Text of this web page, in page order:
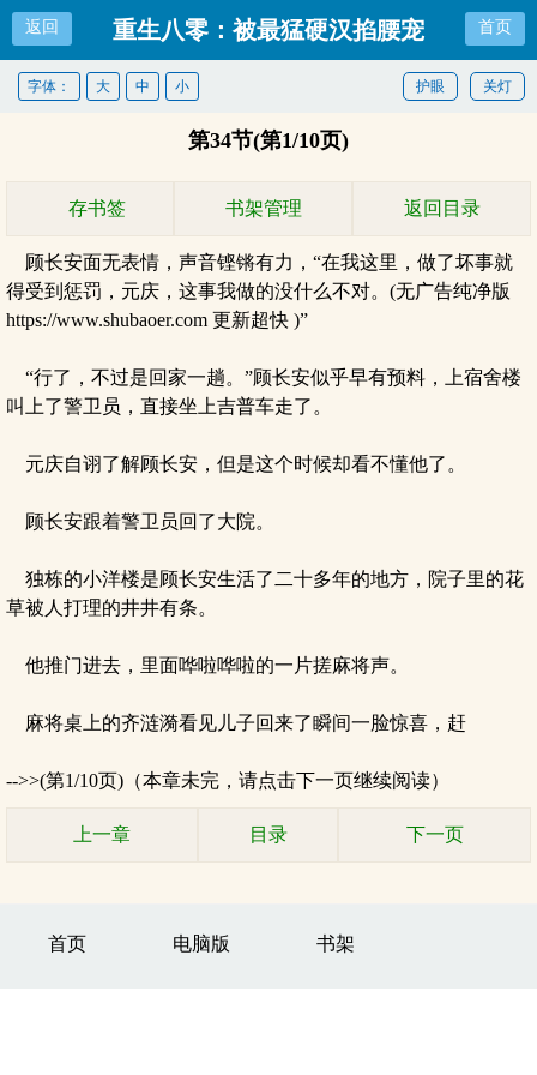
返回 重生八零：被最猛硬汉掐腰宠 首页
关灯
护眼
字体： 大 中 小
第34节(第1/10页)
存书签 书架管理 返回目录
顾长安面无表情，声音铿锵有力，“在我这里，做了坏事就
得受到惩罚，元庆，这事我做的没什么不对。(无广告纯净版
https://www.shubaoer.com 更新超快 )”
“行了，不过是回家一趟。”顾长安似乎早有预料，上宿舍楼
叫上了警卫员，直接坐上吉普车走了。
元庆自诩了解顾长安，但是这个时候却看不懂他了。
顾长安跟着警卫员回了大院。
独栋的小洋楼是顾长安生活了二十多年的地方，院子里的花
草被人打理的井井有条。
他推门进去，里面哗啦哗啦的一片搓麻将声。
麻将桌上的齐涟漪看见儿子回来了瞬间一脸惊喜，赶
-->>(第1/10页)（本章未完，请点击下一页继续阅读）
上一章 目录 下一页
首页 电脑版 书架